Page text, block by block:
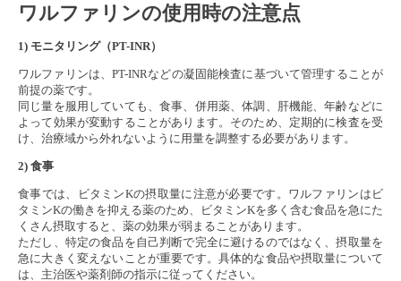
ワルファリンの使用時の注意点
1) モニタリング（PT-INR）
ワルファリンは、PT-INRなどの凝固能検査に基づいて管理することが
前提の薬です。
同じ量を服用していても、食事、併用薬、体調、肝機能、年齢などに
よって効果が変動することがあります。そのため、定期的に検査を受
け、治療域から外れないように用量を調整する必要があります。
2) 食事
食事では、ビタミンKの摂取量に注意が必要です。ワルファリンはビ
タミンKの働きを抑える薬のため、ビタミンKを多く含む食品を急にた
くさん摂取すると、薬の効果が弱まることがあります。
ただし、特定の食品を自己判断で完全に避けるのではなく、摂取量を
急に大きく変えないことが重要です。具体的な食品や摂取量について
は、主治医や薬剤師の指示に従ってください。